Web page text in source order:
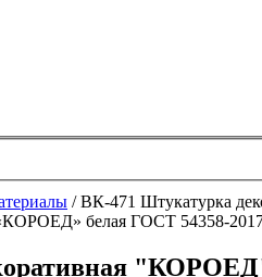
/ВК-471 Штукатурка